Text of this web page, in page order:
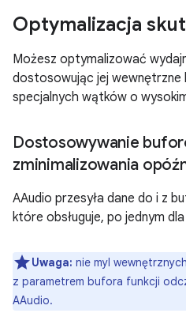
Optymalizacja
Możesz optymalizować
dostosowując jej
specjalnych wątków o
Dostosowywanie
zminimalizowania
AAudio przesyła dane do i z
które obsługuje, po jednym
Uwaga: nie myl
z parametrem bufora funkcji
AAudio.